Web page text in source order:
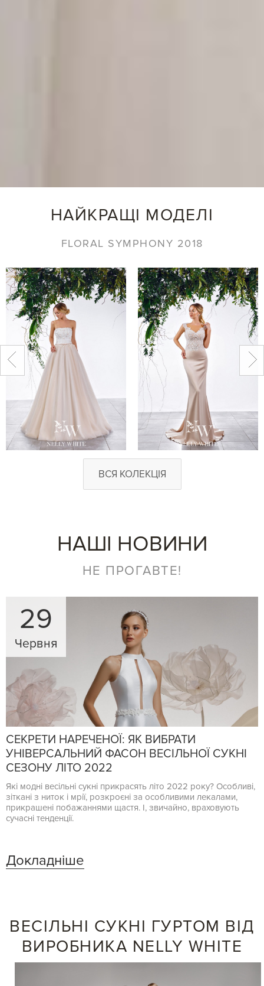
НАЙКРАЩІ МОДЕЛІ
FLORAL SYMPHONY 2018
ВСЯ КОЛЕКЦІЯ
НАШІ НОВИНИ
НЕ ПРОГАВТЕ!
29
Червня
СЕКРЕТИ НАРЕЧЕНОЇ: ЯК ВИБРАТИ
УНІВЕРСАЛЬНИЙ ФАСОН ВЕСІЛЬНОЇ СУКНІ
СЕЗОНУ ЛІТО 2022
Які модні весільні сукні прикрасять літо 2022 року? Особливі,
зіткані з ниток і мрії, розкроєні за особливими лекалами,
прикрашені побажаннями щастя. І, звичайно, враховують
сучасні тенденції.
Докладніше
ВЕСІЛЬНІ СУКНІ ГУРТОМ ВІД
ВИРОБНИКА NELLY WHITE